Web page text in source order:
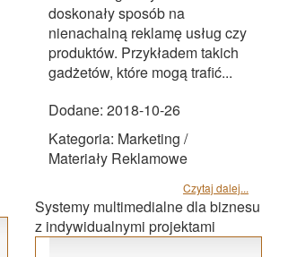
doskonały sposób na
nienachalną reklamę usług czy
produktów. Przykładem takich
gadżetów, które mogą trafić...
Dodane: 2018-10-26
Kategoria: Marketing /
Materiały Reklamowe
Czytaj dalej...
Systemy multimedialne dla biznesu
z indywidualnymi projektami